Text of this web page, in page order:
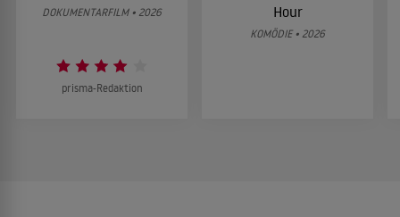
DOKUMENTARFILM • 2026
prisma-Redaktion
Hour
KOMÖDIE • 2026